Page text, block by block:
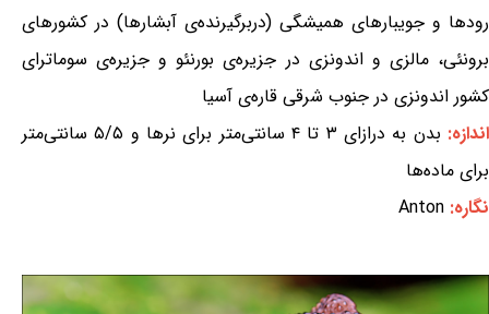
رودها و جویبارهای همیشگی (دربرگیرنده‌ی آبشارها) در کشورهای
برونئی، مالزی و اندونزی در جزیره‌ی بورنئو و جزیره‌ی سوماترای
کشور اندونزی در جنوب شرقی قاره‌ی آسیا
اندازه:
بدن به درازای ۳ تا ۴ سانتی‌متر برای نرها و ۵/۵ سانتی‌متر
برای ماده‌ها
نگاره: Anton